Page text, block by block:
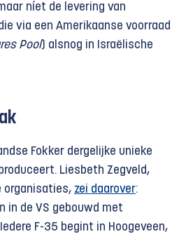
níet de levering van
via een Amerikaanse voorraad
Pool) alsnog in Israëlische
Fokker dergelijke unieke
Liesbeth Zegveld,
organisaties, zei daarover:
in de VS gebouwd met
F-35 begint in Hoogeveen,